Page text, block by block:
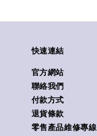
快速連結
官方網站
聯絡我們
付款方式
退貨條款
零售產品維修專線